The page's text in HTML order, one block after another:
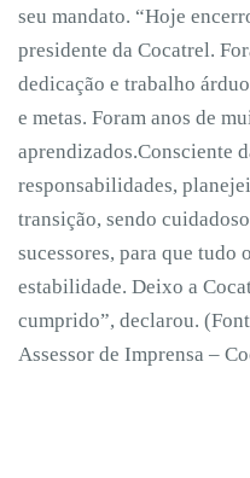
seu mandato. “Hoje
presidente da Cocatrel.
dedicação e trabalho
e metas. Foram anos de
aprendizados.Consciente
responsabilidades,
transição, sendo
sucessores, para que tudo
estabilidade. Deixo a
cumprido”, declarou.
Assessor de Imprensa –